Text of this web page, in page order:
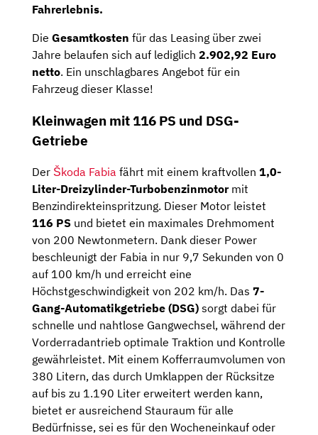
Fahrerlebnis.
Die Gesamtkosten für das Leasing über zwei
Jahre belaufen sich auf lediglich 2.902,92 Euro
netto. Ein unschlagbares Angebot für ein
Fahrzeug dieser Klasse!
Kleinwagen mit 116 PS und DSG-
Getriebe
Der Škoda Fabia fährt mit einem kraftvollen 1,0-
Liter-Dreizylinder-Turbobenzinmotormit
Benzindirekteinspritzung. Dieser Motor leistet
116 PS und bietet ein maximales Drehmoment
von 200 Newtonmetern. Dank dieser Power
beschleunigt der Fabia in nur 9,7 Sekunden von 0
auf 100 km/h und erreicht eine
Höchstgeschwindigkeit von 202 km/h. Das 7-
Gang-Automatikgetriebe (DSG) sorgt dabei für
schnelle und nahtlose Gangwechsel, während der
Vorderradantrieb optimale Traktion und Kontrolle
gewährleistet. Mit einem Kofferraumvolumen von
380 Litern, das durch Umklappen der Rücksitze
auf bis zu 1.190 Liter erweitert werden kann,
bietet er ausreichend Stauraum für alle
Bedürfnisse, sei es für den Wocheneinkauf oder